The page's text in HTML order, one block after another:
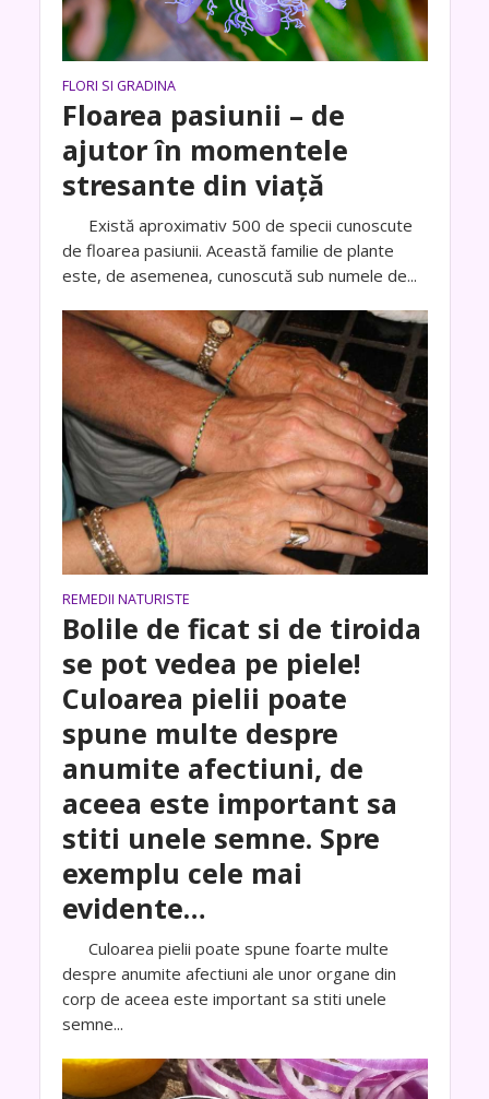
FLORI SI GRADINA
Floarea pasiunii – de
ajutor în momentele
stresante din viață
Există aproximativ 500 de specii cunoscute
de floarea pasiunii. Această familie de plante
este, de asemenea, cunoscută sub numele de...
REMEDII NATURISTE
Bolile de ficat si de tiroida
se pot vedea pe piele!
Culoarea pielii poate
spune multe despre
anumite afectiuni, de
aceea este important sa
stiti unele semne. Spre
exemplu cele mai
evidente…
Culoarea pielii poate spune foarte multe
despre anumite afectiuni ale unor organe din
corp de aceea este important sa stiti unele
semne...